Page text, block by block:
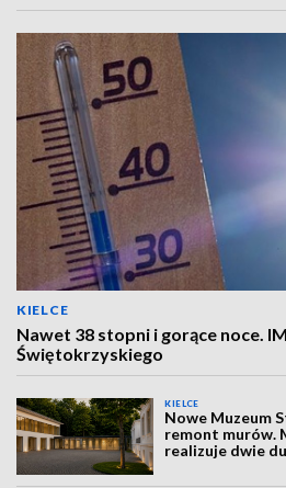
KIELCE
Nawet 38 stopni i gorące noce.
Świętokrzyskiego
KIELCE
Nowe Muzeum
remont murów.
realizuje dwie